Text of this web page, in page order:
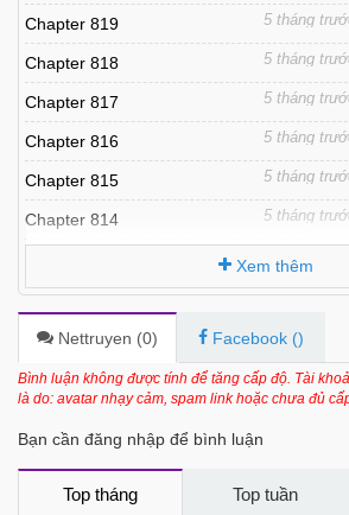
Chapter 819 5 tháng
Chapter 818 5 tháng
Chapter 817 5 tháng
Chapter 816 5 tháng
Chapter 815 5 tháng
Chapter 814 5 tháng
Chapter 812 5 tháng
Chapter 811 5 tháng trước
Chapter 810 5 tháng
5 tháng trước
Chapter 807
Chapter 806 5 tháng trước
Xem thêm
Nettruyen (0) Facebook ()
Bình luận không được tính để tăng cấp độ. Tài
là do: avatar nhạy cảm, spam link hoặc chưa đủ
Bạn cần đăng nhập để bình luận
Top tháng Top tuần